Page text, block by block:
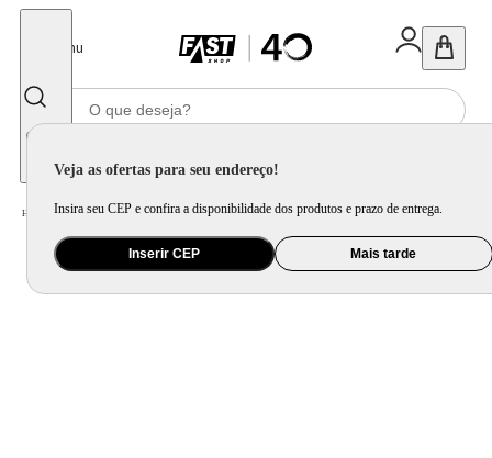
Menu
Veja as ofertas para seu endereço!
Insira seu CEP e confira a disponibilidade dos produtos e prazo de entrega.
Inserir CEP Mais tarde
Home Brinquedo e Colecionável / Para Colecionar